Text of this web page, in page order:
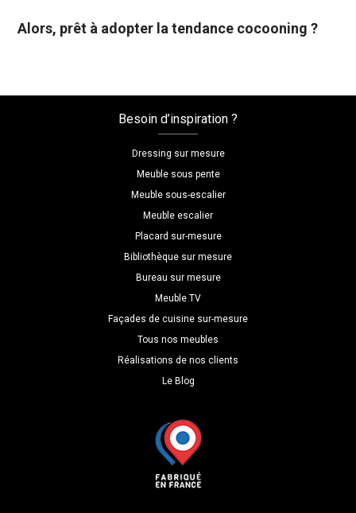
Alors, prêt à adopter la tendance cocooning ?
Besoin d’inspiration ?
Dressing sur mesure
Meuble sous pente
Meuble sous-escalier
Meuble escalier
Placard sur-mesure
Bibliothèque sur mesure
Bureau sur mesure
Meuble TV
Façades de cuisine sur-mesure
Tous nos meubles
Réalisations de nos clients
Le Blog